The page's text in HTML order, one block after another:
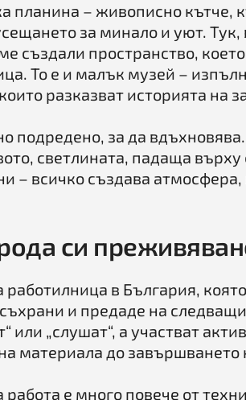
планина – живописно кътче,
за минало и уют. Тук,
създали пространство,
То е и малък музей –
разказват историята на
подредено, за да
светлината, падаща
– всичко създава атмосфера,
си
работилница в България,
и предаде на
или „слушат“, а участват
материала до завършването
е много повече от